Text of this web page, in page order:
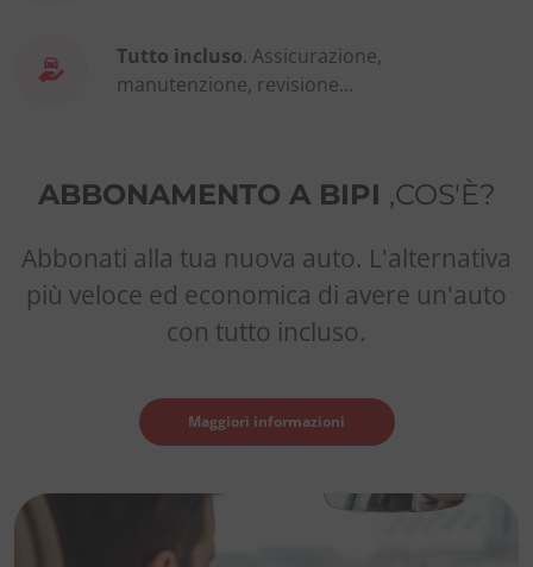
Tutto incluso. Assicurazione,
manutenzione, revisione...
ABBONAMENTO A BIPI ,COS'È?
Abbonati alla tua nuova auto. L'alternativa
più veloce ed economica di avere un'auto
con tutto incluso.
Maggiori informazioni